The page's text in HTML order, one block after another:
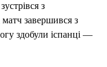
з
завершився з
здобули іспанці —